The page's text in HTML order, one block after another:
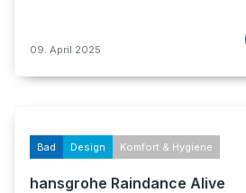
09. April 2025
Bad Design Komfort & Hygiene
hansgrohe Raindance Alive